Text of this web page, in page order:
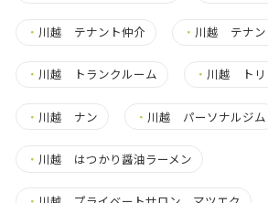
・ 川越 テナント仲介 ・ 川越 テナン
・ 川越 トランクルーム ・ 川越 トリ
・ 川越 ナン ・ 川越 パーソナルジム
・ 川越 はつかり醤油ラーメン